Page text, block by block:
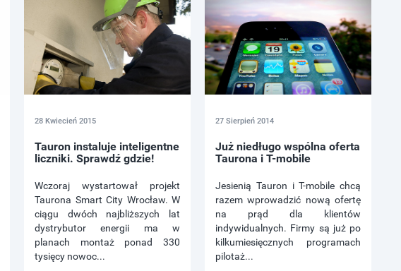
28 Kwiecień 2015
Tauron instaluje inteligentne
liczniki. Sprawdź gdzie!
Wczoraj wystartował projekt
Taurona Smart City Wrocław. W
ciągu dwóch najbliższych lat
dystrybutor energii ma w
planach montaż ponad 330
tysięcy nowoc...
27 Sierpień 2014
Już niedługo wspólna oferta
Taurona i T-mobile
Jesienią Tauron i T-mobile chcą
razem wprowadzić nową ofertę
na prąd dla klientów
indywidualnych. Firmy są już po
kilkumiesięcznych programach
pilotaż...